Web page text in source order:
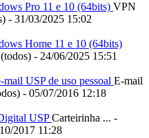
Pro 11 e 10 (64bits) VPN
- 31/03/2025 15:02
Home 11 e 10 (64bits)
- 24/06/2025 15:51
USP de uso pessoal E-mail
- 05/07/2016 12:18
USPCarteirinha ... -
2017 11:28